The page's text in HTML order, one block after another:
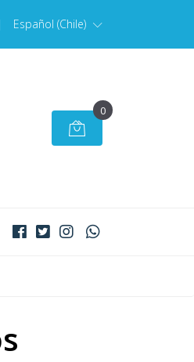
Español (Chile)
0